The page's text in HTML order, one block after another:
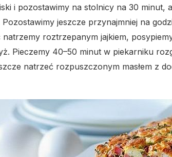
i pozostawimy na stolnicy na 30 minut,
jeszcze przynajmniej na
roztrzepanym jajkiem,
Pieczemy 40–50 minut w piekarniku
natrzeć rozpuszczonym masłem z